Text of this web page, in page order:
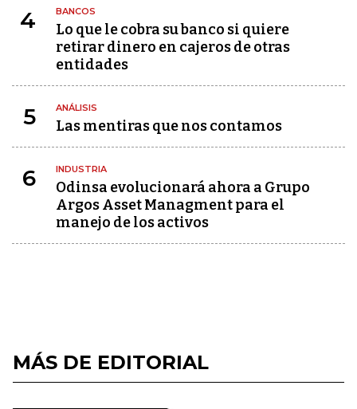
4 BANCOS
Lo que le cobra su banco si quiere
retirar dinero en cajeros de otras
entidades
5 ANÁLISIS
Las mentiras que nos contamos
6 INDUSTRIA
Odinsa evolucionará ahora a Grupo
Argos Asset Managment para el
manejo de los activos
MÁS DE EDITORIAL